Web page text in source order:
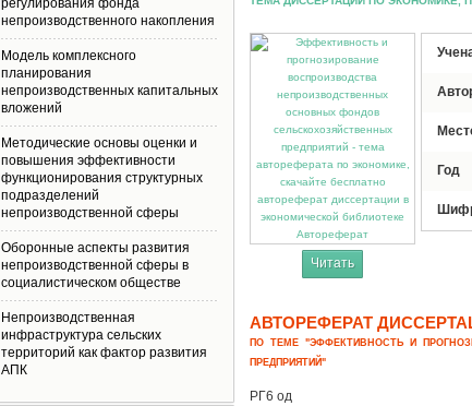
Автореферат
Читать
Год
АВТОРЕФЕРАТ
ПО ТЕМЕ "ЭФФЕКТИВНОСТЬ И
ПРЕДПРИЯТИЙ"
РГ6 од
регулирования фонда
непроизводственного накопления
Модель комплексного
планирования
непроизводственных капитальных
вложений
Методические основы оценки и
повышения эффективности
функционирования структурных
подразделений
непроизводственной сферы
Оборонные аспекты развития
непроизводственной сферы в
социалистическом обществе
Непроизводственная
инфраструктура сельских
территорий как фактор развития
АПК